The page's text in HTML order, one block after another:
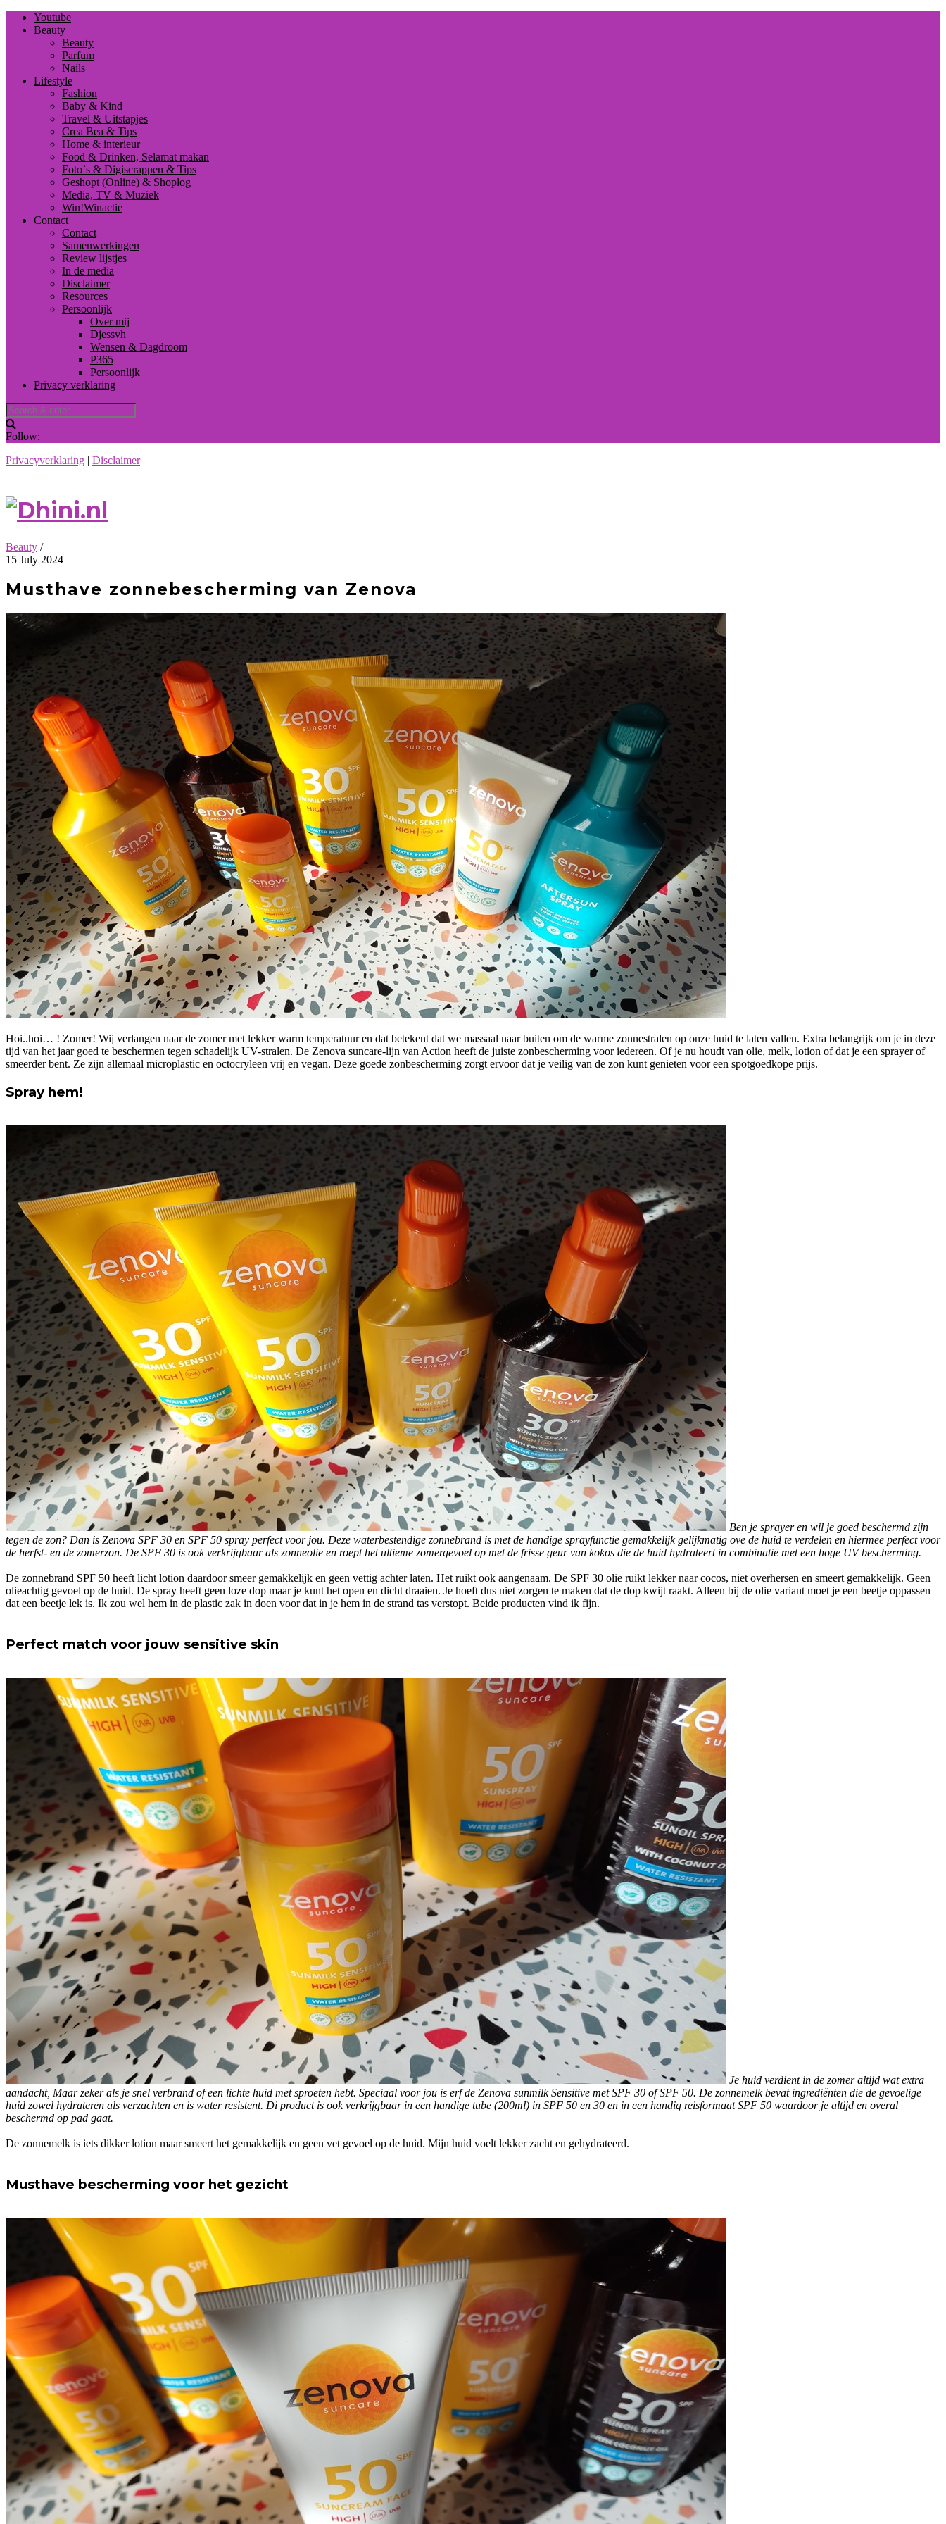
Youtube
Beauty
Beauty
Parfum
Nails
Lifestyle
Fashion
Baby & Kind
Travel & Uitstapjes
Crea Bea & Tips
Home & interieur
Food & Drinken, Selamat makan
Foto`s & Digiscrappen & Tips
Geshopt (Online) & Shoplog
Media, TV & Muziek
Win!Winactie
Contact
Contact
Samenwerkingen
Review lijstjes
In de media
Disclaimer
Resources
Persoonlijk
Over mij
Djessvh
Wensen & Dagdroom
P365
Persoonlijk
Privacy verklaring
Follow:
Privacyverklaring | Disclaimer
Beauty /
15 July 2024
Musthave zonnebescherming van Zenova
Hoi..hoi… ! Zomer! Wij verlangen naar de zomer met lekker warm temperatuur en dat betekent dat we massaal naar buiten om de warme zonnestralen op onze huid te laten vallen. Extra belangrijk om je in deze
tijd van het jaar goed te beschermen tegen schadelijk UV-stralen. De Zenova suncare-lijn van Action heeft de juiste zonbescherming voor iedereen. Of je nu houdt van olie, melk, lotion of dat je een sprayer of
smeerder bent. Ze zijn allemaal microplastic en octocryleen vrij en vegan. Deze goede zonbescherming zorgt ervoor dat je veilig van de zon kunt genieten voor een spotgoedkope prijs.
Spray hem!
Ben je sprayer en wil je goed beschermd zijn
tegen de zon? Dan is Zenova SPF 30 en SPF 50 spray perfect voor jou. Deze waterbestendige zonnebrand is met de handige sprayfunctie gemakkelijk gelijkmatig ove de huid te verdelen en hiermee perfect voor
de herfst- en de zomerzon. De SPF 30 is ook verkrijgbaar als zonneolie en roept het ultieme zomergevoel op met de frisse geur van kokos die de huid hydrateert in combinatie met een hoge UV bescherming.
De zonnebrand SPF 50 heeft licht lotion daardoor smeer gemakkelijk en geen vettig achter laten. Het ruikt ook aangenaam. De SPF 30 olie ruikt lekker naar cocos, niet overhersen en smeert gemakkelijk. Geen
olieachtig gevoel op de huid. De spray heeft geen loze dop maar je kunt het open en dicht draaien. Je hoeft dus niet zorgen te maken dat de dop kwijt raakt. Alleen bij de olie variant moet je een beetje oppassen
dat een beetje lek is. Ik zou wel hem in de plastic zak in doen voor dat in je hem in de strand tas verstopt. Beide producten vind ik fijn.
Perfect match voor jouw sensitive skin
Je huid verdient in de zomer altijd wat extra
aandacht, Maar zeker als je snel verbrand of een lichte huid met sproeten hebt. Speciaal voor jou is erf de Zenova sunmilk Sensitive met SPF 30 of SPF 50. De zonnemelk bevat ingrediënten die de gevoelige
huid zowel hydrateren als verzachten en is water resistent. Di product is ook verkrijgbaar in een handige tube (200ml) in SPF 50 en 30 en in een handig reisformaat SPF 50 waardoor je altijd en overal
beschermd op pad gaat.
De zonnemelk is iets dikker lotion maar smeert het gemakkelijk en geen vet gevoel op de huid. Mijn huid voelt lekker zacht en gehydrateerd.
Musthave bescherming voor het gezicht